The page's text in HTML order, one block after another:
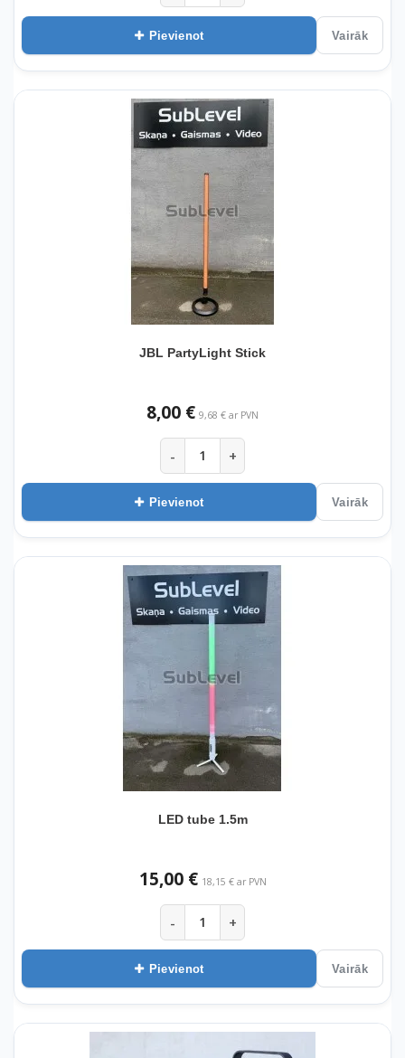
Pievienot Vairāk
JBL PartyLight Stick
8,00 € 9,68 € ar PVN
- +
Pievienot Vairāk
LED tube 1.5m
15,00 € 18,15 € ar PVN
- +
Pievienot Vairāk